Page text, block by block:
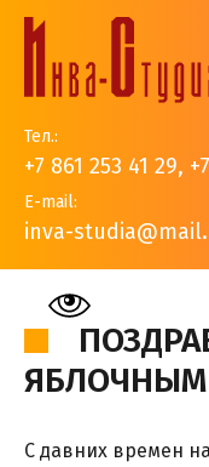
Тел.:
+7 861 253 41 29,
E-mail:
inva-
На главную >
ЯБЛОЧНЫМ
С давних времен